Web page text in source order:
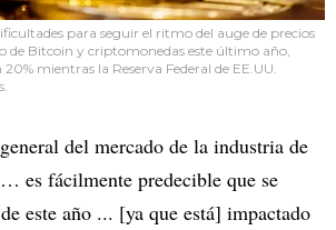
para seguir el ritmo del auge de precios
de Bitcoin y criptomonedas este último año,
mientras la Reserva Federal de EE.UU.
del mercado de la industria de
es fácilmente predecible que se
este año ... [ya que está] impactado